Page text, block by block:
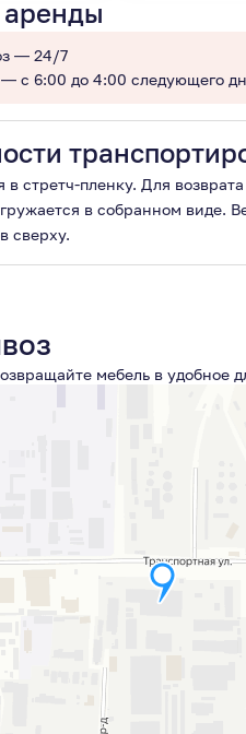
аренды
— 24/7
— с 6:00 до 4:00 следующего
в стретч-пленку. Для
в собранном виде.
сверху.
мебель в удобное